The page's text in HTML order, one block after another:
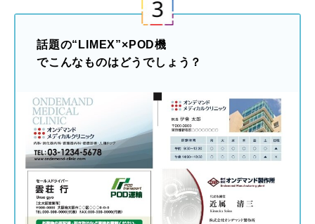
話題の“LIMEX”×POD機
でこんなものはどうでしょう？